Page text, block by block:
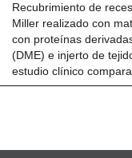
Recubrimiento de
Miller realizado con
con proteínas
(DME) e injerto de
estudio clínico